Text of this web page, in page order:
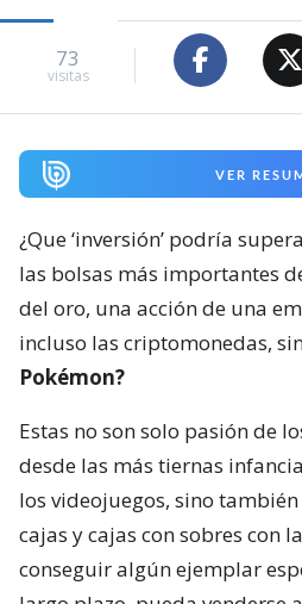
73
visitas
VER
¿Que ‘inversión’ podría
las bolsas más importantes
del oro, una acción de una
incluso las criptomonedas,
Pokémon?
Estas no son solo pasión de
desde las más tiernas
los videojuegos, sino
cajas y cajas con sobres con
conseguir algún ejemplar